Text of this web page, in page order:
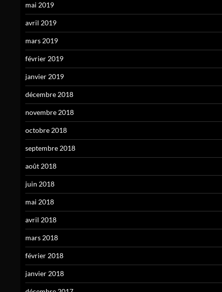
mai 2019
avril 2019
mars 2019
février 2019
janvier 2019
décembre 2018
novembre 2018
octobre 2018
septembre 2018
août 2018
juin 2018
mai 2018
avril 2018
mars 2018
février 2018
janvier 2018